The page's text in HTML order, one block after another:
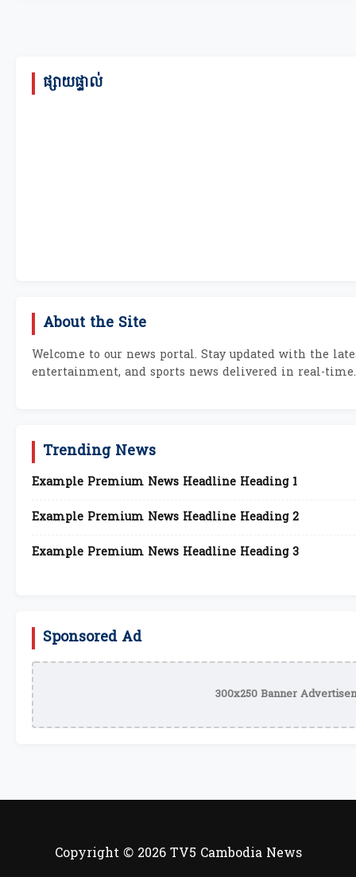
ផ្សាយផ្ទាល់
About the Site
Welcome to our news portal. Stay updated with the
entertainment, and sports news delivered in real-time.
Trending News
Example Premium News Headline Heading 1
Example Premium News Headline Heading 2
Example Premium News Headline Heading 3
Sponsored Ad
300x250 Banner
Copyright © 2026 TV5 Cambodia News